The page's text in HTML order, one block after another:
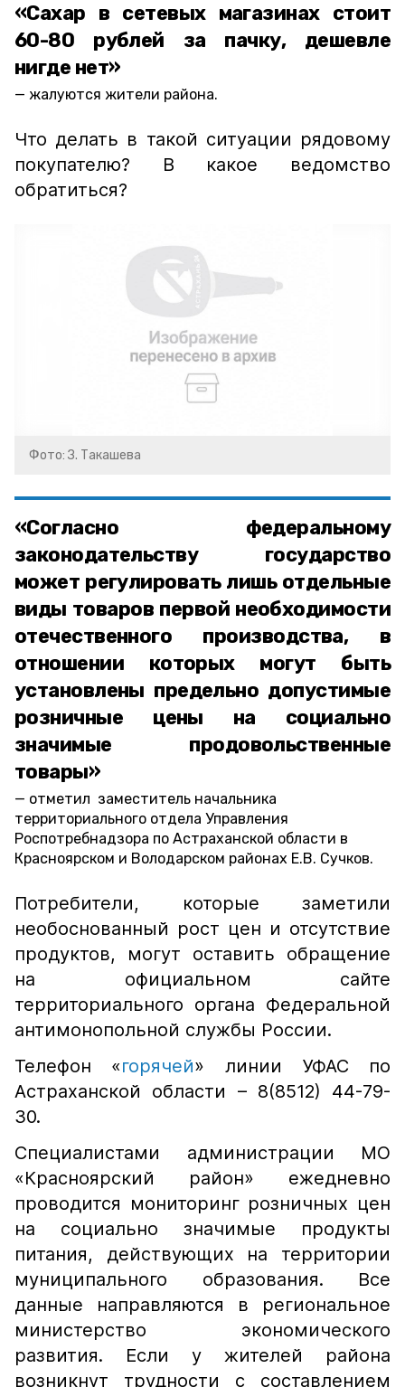
«Сахар в сетевых магазинах стоит
60-80 рублей за пачку, дешевле
нигде нет»
жалуются жители района.
Что делать в такой ситуации рядовому
покупателю? В какое ведомство
обратиться?
Фото: З. Такашева
«Согласно федеральному
законодательству государство
может регулировать лишь отдельные
виды товаров первой необходимости
отечественного производства, в
отношении которых могут быть
установлены предельно допустимые
розничные цены на социально
значимые продовольственные
товары»
отметил заместитель начальника
территориального отдела Управления
Роспотребнадзора по Астраханской области в
Красноярском и Володарском районах Е.В. Сучков.
Потребители, которые заметили
необоснованный рост цен и отсутствие
продуктов, могут оставить обращение
на официальном сайте
территориального органа Федеральной
антимонопольной службы России.
Телефон «горячей» линии УФАС по
Астраханской области – 8(8512) 44-79-
30.
Специалистами администрации МО
«Красноярский район» ежедневно
проводится мониторинг розничных цен
на социально значимые продукты
питания, действующих на территории
муниципального образования. Все
данные направляются в региональное
министерство экономического
развития. Если у жителей района
возникнут трудности с составлением